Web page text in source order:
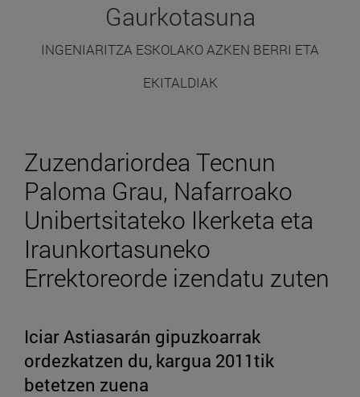
Gaurkotasuna
INGENIARITZA ESKOLAKO AZKEN BERRI ETA
EKITALDIAK
Zuzendariordea Tecnun
Paloma Grau, Nafarroako
Unibertsitateko Ikerketa eta
Iraunkortasuneko
Errektoreorde izendatu zuten
Iciar Astiasarán gipuzkoarrak
ordezkatzen du, kargua 2011tik
betetzen zuena